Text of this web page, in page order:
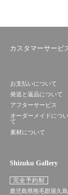
カスタマーサービ
お支払いについて
発送と返品について
アフターサービス
オーダーメイドについ
て
素材について
Shizuku Gallery
完全予約制
鹿児島県熊毛郡屋久